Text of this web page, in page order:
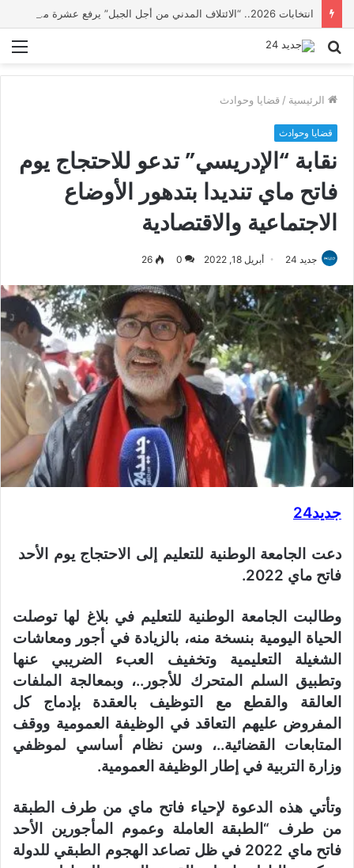
انتخابات 2026.. “الائتلاف المدني من أجل الجبل” يرفع عشرة مطالب أمام الأحزاب لإنصاف المناطق الجبلية
بحث
الرئيسية / قضايا وحوادث
قضايا وحوادث
نقابة “الإدريسي” تدعو للاحتجاج يوم
فاتح ماي تنديدا بتدهور الأوضاع
الاجتماعية والاقتصادية
جديد 24 أبريل 18, 2022 0
26
جديد24
دعت الجامعة الوطنية للتعليم إلى الاحتجاج يوم الأحد
فاتح ماي 2022.
وطالبت الجامعة الوطنية للتعليم في بلاغ لها توصلت
الحياة اليومية بنسخة منه، بالزيادة في أجور ومعاشات
الشغيلة التعليمية وتخفيف العبء الضريبي عنها
وتطبيق السلم المتحرك للأجور..، وبمعالجة الملفات
العالقة والقطع مع التوظيف بالعقدة بإدماج كل
المفروض عليهم التعاقد في الوظيفة العمومية ووقف
المتابعات القضائية..، وسن نظام أساسي لموظفي
وزارة التربية في إطار الوظيفة العمومية.
وتأتي هذه الدعوة لإحياء فاتح ماي من طرف الطبقة
من طرف “الطبقة العاملة وعموم المأجورين الأحد
فاتح ماي 2022 في ظل تصاعد الهجوم الطبقي للدولة